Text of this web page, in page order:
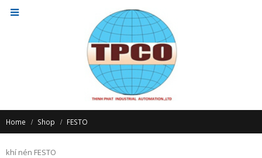
Home Shop FESTO
khí nén FESTO